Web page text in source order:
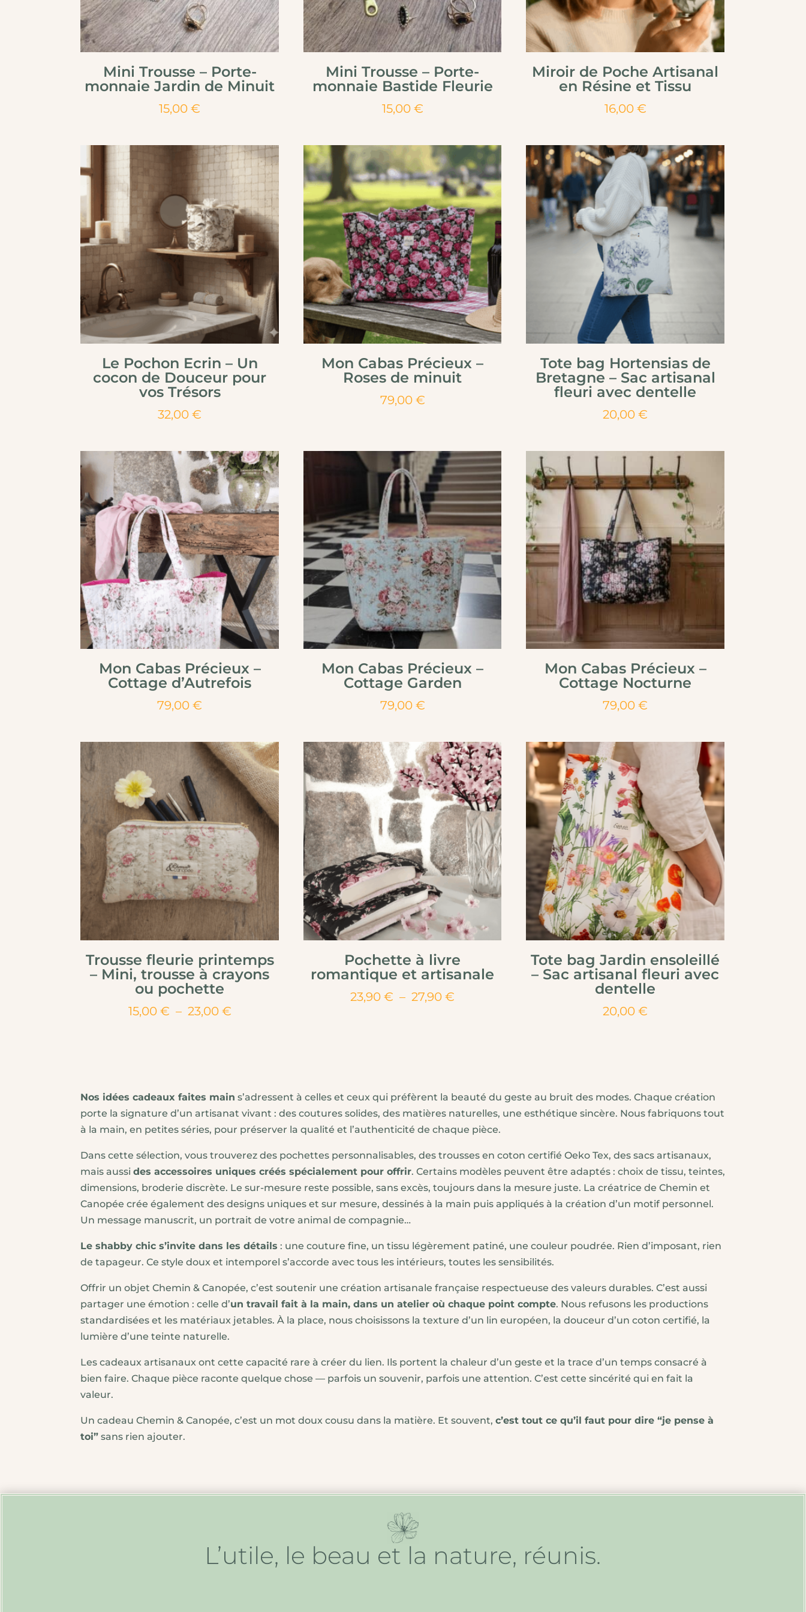
Mini Trousse – Porte-
monnaie Jardin de Minuit
15,00€
Mini Trousse – Porte-
monnaie Bastide Fleurie
15,00 €
Miroir de Poche Artisanal
en Résine et Tissu
16,00 €
Le Pochon Ecrin – Un
cocon de Douceur pour
vos Trésors
32,00€
Mon Cabas Précieux –
Roses de minuit
79,00 €
Tote bag Hortensias de
Bretagne – Sac artisanal
fleuri avec dentelle
20,00€
Mon Cabas Précieux –
Cottage d’Autrefois
79,00€
Mon Cabas Précieux –
Cottage Garden
79,00 €
Mon Cabas Précieux –
Cottage Nocturne
79,00€
Trousse fleurie printemps
– Mini, trousse à crayons
ou pochette
15,00 € – 23,00 €Plage
Pochette à livre
romantique et artisanale
23,90€ – 27,90€
Tote bag Jardin ensoleillé
– Sac artisanal fleuri avec
dentelle
20,00€
Nos idées cadeaux faites main s’adressent à celles et ceux qui préfèrent la beauté du geste au bruit des modes. Chaque création
porte la signature d’un artisanat vivant : des coutures solides, des matières naturelles, une esthétique sincère. Nous fabriquons tout
à la main, en petites séries, pour préserver la qualité et l’authenticité de chaque pièce.
Dans cette sélection, vous trouverez des pochettes personnalisables, des trousses en coton certifié Oeko Tex, des sacs artisanaux,
mais aussides accessoires uniques créés spécialement pour offrir. Certains modèles peuvent être adaptés : choix de tissu, teintes,
dimensions, broderie discrète. Le sur-mesure reste possible, sans excès, toujours dans la mesure juste. La créatrice de Chemin et
Canopée crée également des designs uniques et sur mesure, dessinés à la main puis appliqués à la création d’un motif personnel.
Un message manuscrit, un portrait de votre animal de compagnie…
Le shabby chic s’invite dans les détails : une couture fine, un tissu légèrement patiné, une couleur poudrée. Rien d’imposant, rien
de tapageur. Ce style doux et intemporel s’accorde avec tous les intérieurs, toutes les sensibilités.
Offrir un objet Chemin & Canopée, c’est soutenir une création artisanale française respectueuse des valeurs durables. C’est aussi
partager une émotion : celle d’un travail fait à la main, dans un atelier où chaque point compte. Nous refusons les productions
standardisées et les matériaux jetables. À la place, nous choisissons la texture d’un lin européen, la douceur d’un coton certifié, la
lumière d’une teinte naturelle.
Les cadeaux artisanaux ont cette capacité rare à créer du lien. Ils portent la chaleur d’un geste et la trace d’un temps consacré à
bien faire. Chaque pièce raconte quelque chose — parfois un souvenir, parfois une attention. C’est cette sincérité qui en fait la
valeur.
Un cadeau Chemin & Canopée, c’est un mot doux cousu dans la matière. Et souvent,c’est tout ce qu’il faut pour dire “je pense à
toi” sans rien ajouter.
L’utile, le beau et la nature, réunis.